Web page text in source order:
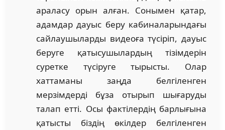
араласу орын алған. Сонымен қатар,
адамдар дауыс беру кабиналарындағы
сайлаушыларды видеоға түсіріп, дауыс
беруге қатысушылардың тізімдерін
суретке түсіруге тырысты. Олар
хаттаманы заңда белгіленген
мерзімдерді бұза отырып шығаруды
талап етті. Осы фактілердің барлығына
қатысты біздің өкілдер белгіленген